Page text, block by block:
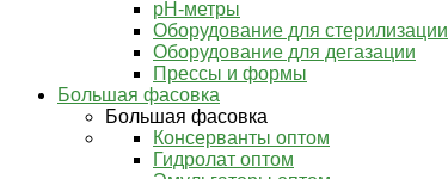
pH-метры
Оборудование для стерилизации
Оборудование для дегазации
Прессы и формы
Большая фасовка
Большая фасовка
Консерванты оптом
Гидролат оптом